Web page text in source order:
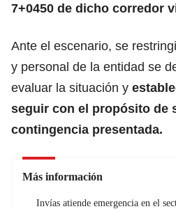
7+0450 de dicho corredor
Ante el escenario, se
y personal de la entidad se
evaluar la situación y
seguir con el propósito de
contingencia presentada.
Más información
Invías atiende emergencia en el